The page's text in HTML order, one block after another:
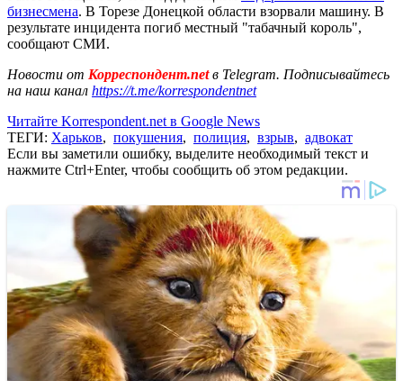
бизнесмена. В Торезе Донецкой области взорвали машину. В
результате инцидента погиб местный "табачный король",
сообщают СМИ.
Новости от Корреспондент.netв Telegram. Подписывайтесь
на наш канал https://t.me/korrespondentnet
Читайте Korrespondent.net в Google News
ТЕГИ: Харьков, покушения, полиция, взрыв, адвокат
Если вы заметили ошибку, выделите необходимый текст и
нажмите Ctrl+Enter, чтобы сообщить об этом редакции.